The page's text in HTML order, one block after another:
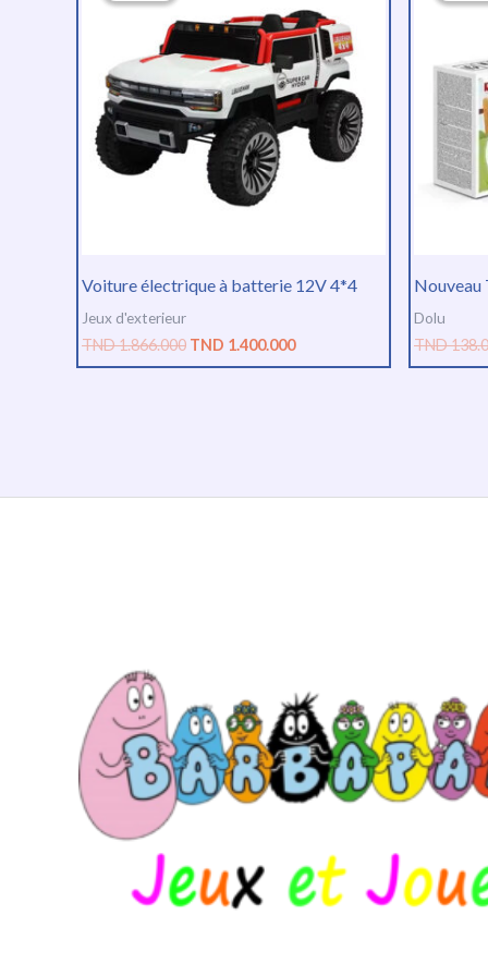
Voiture électrique à batterie 12V 4*4
Jeux d'exterieur
TND1.866.000
était :
TND
1.866.000.
TND 1.400.000
est :
TND
1.400.000.
Nouveau
Dolu
TND